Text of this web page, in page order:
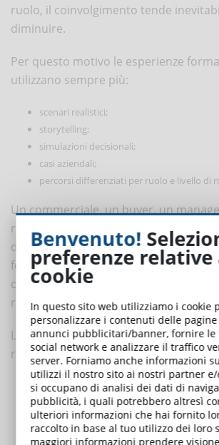
ruolo, il coinvolgimento tende
diminuire.
Per questo motivo le esperienze
utilizzano sempre più:
scenari realistici;
storytelling;
simulazioni decisionali;
casi aziendali;
percorsi differenziati per ruolo e livello di
Un commerciale, un buyer, un
responsabile HR affrontano rischi
differenti e devono prendere decisioni
formazione deve quindi essere
conto dei contesti operativi reali e
responsabilità delle persone.
L’obiettivo non è soltanto spiegare
regola”, ma aiutare il lavoratore a
come riconoscere una situazione critica;
quali decisioni assumere;
quali conseguenze possono derivare da
scorretti;
Benvenuto!
preferenze relative
cookie
In questo sito web utilizziamo i cookie
personalizzare i contenuti delle
annunci pubblicitari/banner, fornire le
social network e analizzare il traffico
server. Forniamo anche informazioni
utilizzi il nostro sito ai nostri partner
si occupano di analisi dei dati di
pubblicità, i quali potrebbero altresì
ulteriori informazioni che hai fornito
raccolto in base al tuo utilizzo dei loro
maggiori informazioni prendere